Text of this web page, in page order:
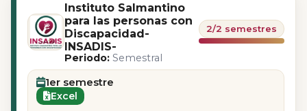
Instituto Salmantino
para las personas con
Discapacidad-
INSADIS-
Periodo: Semestral
2/2 semestres
1er semestre
Excel